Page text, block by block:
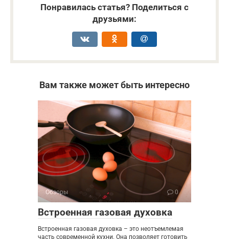
Понравилась статья? Поделиться с
друзьями:
Вам также может быть интересно
Обзоры 0
Встроенная газовая духовка
Встроенная газовая духовка – это неотъемлемая
часть современной кухни. Она позволяет готовить